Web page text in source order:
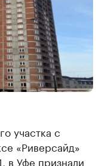
участка с
«Риверсайд»
в Уфе признали